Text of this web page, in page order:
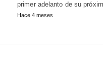
primer adelanto de su
Hace 4 meses